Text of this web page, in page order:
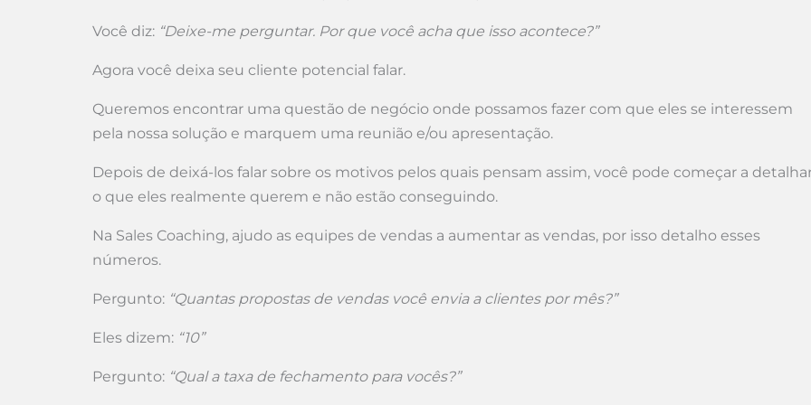
Você diz: “Deixe-me perguntar. Por que você acha que isso acontece?”
Agora você deixa seu cliente potencial falar.
Queremos encontrar uma questão de negócio onde possamos fazer com que eles se interessem
pela nossa solução e marquem uma reunião e/ou apresentação.
Depois de deixá-los falar sobre os motivos pelos quais pensam assim, você pode começar a
o que eles realmente querem e não estão conseguindo.
Na Sales Coaching, ajudo as equipes de vendas a aumentar as vendas, por isso detalho esses
números.
Pergunto: “Quantas propostas de vendas você envia a clientes por mês?”
Eles dizem: “10”
Pergunto: “Qual a taxa de fechamento para vocês?”